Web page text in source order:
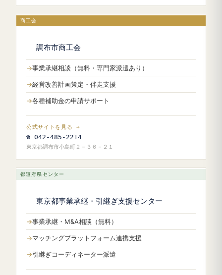
商工会
調布市商工会
事業承継相談（無料・専門家派遣あり）
経営改善計画策定・伴走支援
各種補助金の申請サポート
公式サイトを見る →
☎ 042-485-2214
東京都調布市小島町２－３６－２１
都道府県センター
東京都事業承継・引継ぎ支援センター
事業承継・M&A相談（無料）
マッチングプラットフォーム連携支援
引継ぎコーディネーター派遣